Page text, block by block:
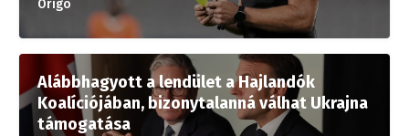
Origo
Alábbhagyott a lendület a Hajlandók
Koalíciójában, bizonytalanná válhat Ukrajna
támogatása